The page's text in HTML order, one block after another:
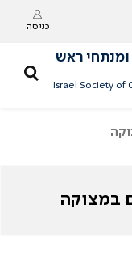
כניסה
ומנתחי ראש
Israel Society of
במצוקה